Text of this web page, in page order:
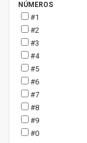
NÚMEROS
#1
#2
#3
#4
#5
#6
#7
#8
#9
#0